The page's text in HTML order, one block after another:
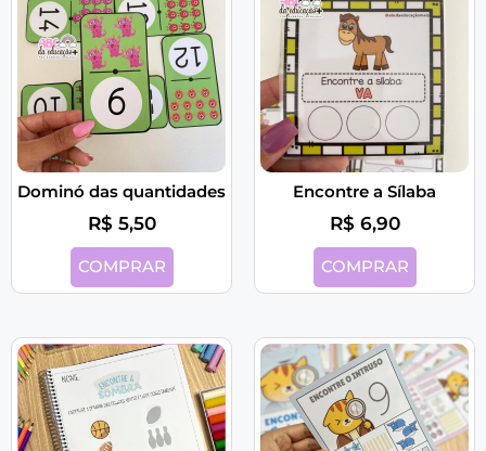
Dominó das quantidades
R$ 5,50
COMPRAR
Encontre a Sílaba
R$ 6,90
COMPRAR